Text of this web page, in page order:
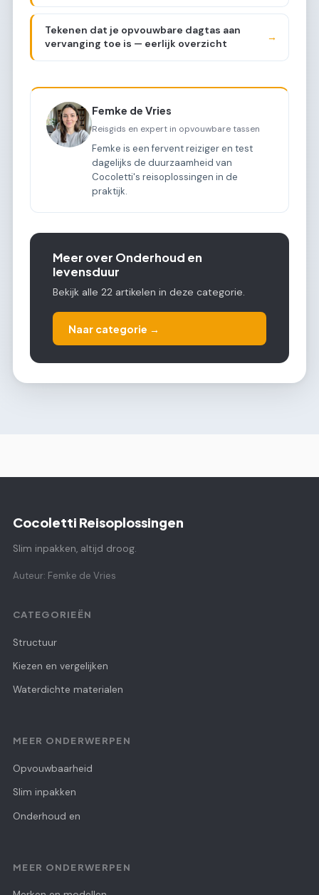
Tekenen dat je opvouwbare dagtas aan
vervanging toe is — eerlijk overzicht
→
Femke de Vries
Reisgids en expert in opvouwbare tassen
Femke is een fervent reiziger en test
dagelijks de duurzaamheid van
Cocoletti's reisoplossingen in de
praktijk.
Meer over Onderhoud en
levensduur
Bekijk alle 22 artikelen in deze categorie.
Naar categorie →
Cocoletti Reisoplossingen
Slim inpakken, altijd droog.
Auteur: Femke de Vries
CATEGORIEËN
Structuur
Kiezen en vergelijken
Waterdichte materialen
MEER ONDERWERPEN
Opvouwbaarheid
Slim inpakken
Onderhoud en
MEER ONDERWERPEN